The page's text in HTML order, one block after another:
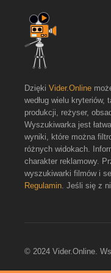
Dzięki Vider.Online
według wielu kryteriów,
produkcji, reżyser,
Wyszukiwarka jest
wyniki, które można
różnych widokach.
charakter reklamowy.
wyszukiwarki filmów i
Regulamin. Jeśli się z
© 2024 Vider.Online.